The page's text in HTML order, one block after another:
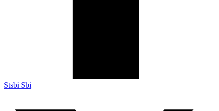
Stsbi Sbi